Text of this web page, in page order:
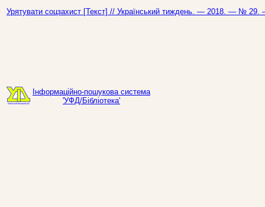
Урятувати соцзахист [Текст] // Український тиждень. — 2018. — №
Інформаційно-пошукова система
'УФД/Бібліотека'